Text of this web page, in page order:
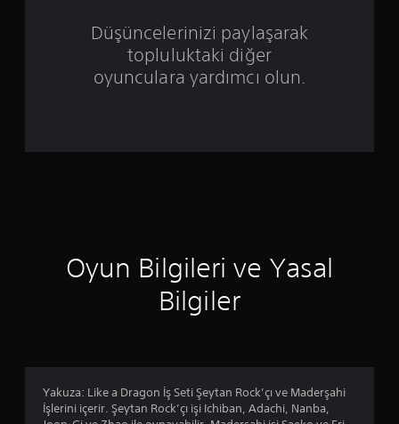
i
n
6
y
Düşüncelerinizi paylaşarak
topluluktaki diğer
oyunculara yardımcı olun.
Oyun Bilgileri ve Yasal
Bilgiler
Yakuza: Like a Dragon İş Seti Şeytan Rock’çı ve Maderşahi
İşlerini içerir. Şeytan Rock’çı işi Ichiban, Adachi, Nanba,